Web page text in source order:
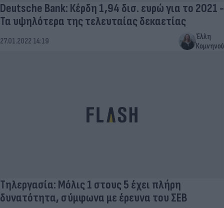
Deutsche Bank: Κέρδη 1,94 δισ. ευρώ για το 2021 -
Τα υψηλότερα της τελευταίας δεκαετίας
27.01.2022 14:19
Έλλη
Κομνηνού
Τηλεργασία: Μόλις 1 στους 5 έχει πλήρη
δυνατότητα, σύμφωνα με έρευνα του ΣΕΒ